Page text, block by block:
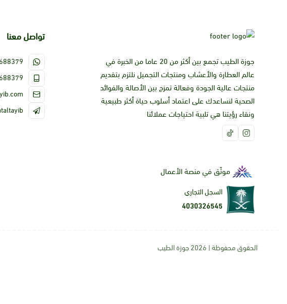
جوزة الطيب تجمع بين أكثر من 20 عاما من الخبرة في
عالم العطارة والأعشاب ومنتجات التجميل نلتزم بتقديم
منتجات عالية الجودة وفعالة تمزج بين الأصالة والفوائد
الصحية لنساعدك على اعتماد أسلوب حياة أكثر طبيعية
ونقاء رؤيتنا هي تلبية احتياجات عملائنا
موثّق في منصة الأعمال
السجل التجاري
4030326545
تواصل معنا
الحقوق محفوظة | 2026 جوزة الطيب